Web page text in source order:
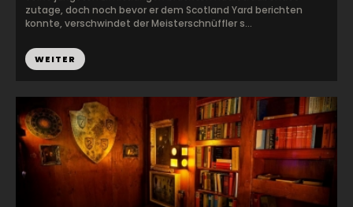
zutage, doch noch bevor er dem Scotland Yard berichten
konnte, verschwindet der Meisterschnüffler s...
WEITER